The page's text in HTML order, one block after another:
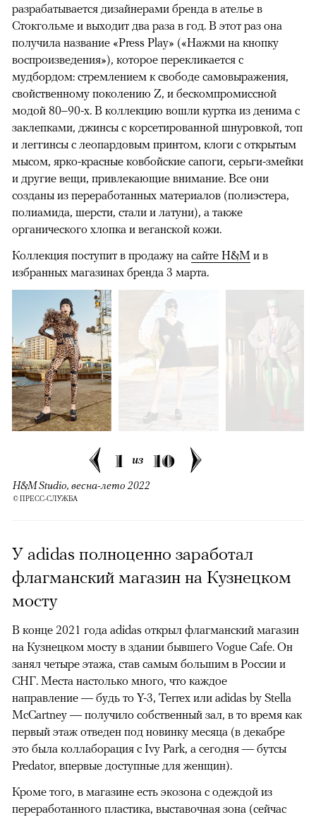
разрабатывается дизайнерами бренда в ателье в
Стокгольме и выходит два раза в год. В этот раз она
получила название «Press Play» («Нажми на кнопку
воспроизведения»), которое перекликается с
мудбордом: стремлением к свободе самовыражения,
свойственному поколению Z, и бескомпромиссной
модой 80–90-х. В коллекцию вошли куртка из денима с
заклепками, джинсы с корсетированной шнуровкой, топ
и леггинсы с леопардовым принтом, клоги с открытым
мысом, ярко-красные ковбойские сапоги, серьги-змейки
и другие вещи, привлекающие внимание. Все они
созданы из переработанных материалов (полиэстера,
полиамида, шерсти, стали и латуни), а также
органического хлопка и веганской кожи.
Коллекция поступит в продажу на сайте H&M и в
избранных магазинах бренда 3 марта.
1 из 10
H&M Studio, весна-лето 2022
© ПРЕСС-СЛУЖБА
У adidas полноценно заработал
флагманский магазин на Кузнецком
мосту
В конце 2021 года adidas открыл флагманский магазин
на Кузнецком мосту в здании бывшего Vogue Cafe. Он
занял четыре этажа, став самым большим в России и
СНГ. Места настолько много, что каждое
направление — будь то Y-3, Terrex или adidas by Stella
McCartney — получило собственный зал, в то время как
первый этаж отведен под новинку месяца (в декабре
это была коллаборация с Ivy Park, а сегодня — бутсы
Predator, впервые доступные для женщин).
Кроме того, в магазине есть экозона с одеждой из
переработанного пластика, выставочная зона (сейчас